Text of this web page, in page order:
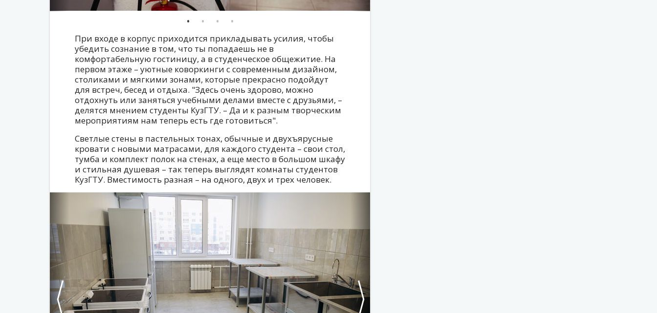
При входе в корпус приходится прикладывать усилия, чтобы
убедить сознание в том, что ты попадаешь не в
комфортабельную гостиницу, а в студенческое общежитие. На
первом этаже – уютные коворкинги с современным дизайном,
столиками и мягкими зонами, которые прекрасно подойдут
для встреч, бесед и отдыха. "Здесь очень здорово, можно
отдохнуть или заняться учебными делами вместе с друзьями, –
делятся мнением студенты КузГТУ. – Да и к разным творческим
мероприятиям нам теперь есть где готовиться".
Светлые стены в пастельных тонах, обычные и двухъярусные
кровати с новыми матрасами, для каждого студента – свои стол,
тумба и комплект полок на стенах, а еще место в большом шкафу
и стильная душевая – так теперь выглядят комнаты студентов
КузГТУ. Вместимость разная – на одного, двух и трех человек.